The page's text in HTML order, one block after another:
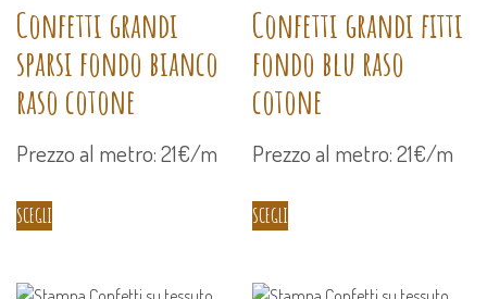
Confetti grandi
sparsi fondo bianco
raso cotone
Prezzo al metro: 21€/m
SCEGLI
Confetti grandi fitti
fondo blu raso
cotone
Prezzo al metro: 21€/m
SCEGLI